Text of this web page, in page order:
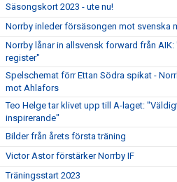
Säsongskort 2023 - ute nu!
Norrby inleder försäsongen mot svenska
Norrby lånar in allsvensk forward från AIK:
register"
Spelschemat förr Ettan Södra spikat -
mot Ahlafors
Teo Helge tar klivet upp till A-laget:
inspirerande"
Bilder från årets första träning
Victor Astor förstärker Norrby IF
Träningsstart 2023